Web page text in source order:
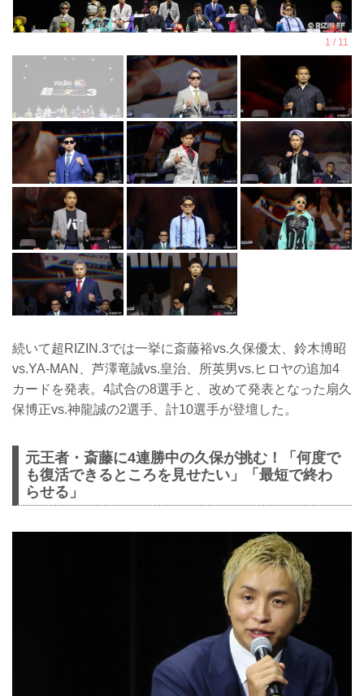
続いて超RIZIN.3では一挙に斎藤裕vs.久保優太、鈴木博昭
vs.YA-MAN、芦澤竜誠vs.皇治、所英男vs.ヒロヤの追加4
カードを発表。4試合の8選手と、改めて発表となった扇久
保博正vs.神龍誠の2選手、計10選手が登壇した。
元王者・斎藤に4連勝中の久保が挑む！「何度で
も復活できるところを見せたい」「最短で終わ
らせる」